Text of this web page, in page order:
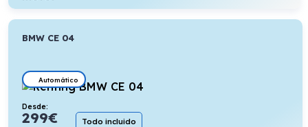
BMW CE 04
Automático
Desde:
299€ Todo incluido